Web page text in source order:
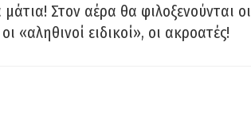
Στον αέρα θα φιλοξενούνται οι
«αληθινοί ειδικοί», οι ακροατές!